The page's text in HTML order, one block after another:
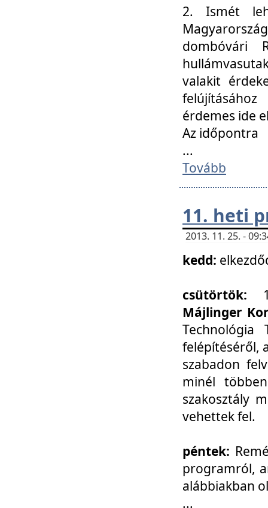
2. Ismét
dombóvári
valakit
érdemes ide
Az időpontra
...
Tovább
11. heti
2013. 11. 25. -
kedd:
csütörtök:
Májlinger
Technológia
felépítéséről,
szabadon
minél
szakosztály
vehettek fel.
péntek:
programról,
alábbiakban
...